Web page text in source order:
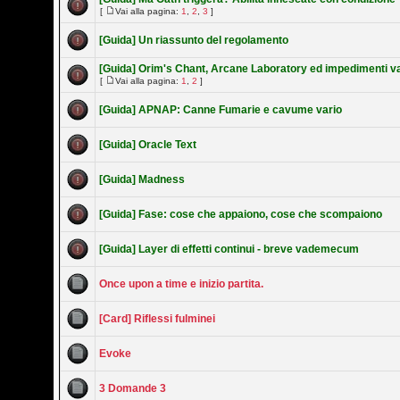
[ Vai alla pagina: 1 ,2 ,3 ]
[Guida] Un riassunto del regolamento
[Guida] Orim's Chant, Arcane Laboratory ed impedimenti
[ Vai alla pagina: 1 ,2 ]
[Guida] APNAP: Canne Fumarie e cavume vario
[Guida] Oracle Text
[Guida] Madness
[Guida] Fase: cose che appaiono, cose che scompaiono
[Guida] Layer di effetti continui - breve vademecum
Once upon a time e inizio partita.
[Card] Riflessi fulminei
Evoke
3 Domande 3